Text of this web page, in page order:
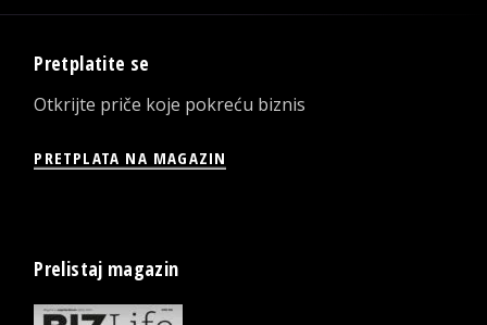
Pretplatite se
Otkrijte priče koje pokreću biznis
PRETPLATA NA MAGAZIN
Prelistaj magazin